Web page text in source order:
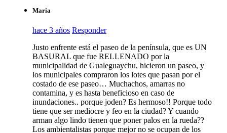
Maria
hace 3 años Responder
Justo enfrente está el paseo de la península, que es UN
BASURAL que fue RELLENADO por la
municipalidad de Gualeguaychu, hicieron un paseo, y
los municipales compraron los lotes que pasan por el
costado de ese paseo… Muchachos, amarras no
contamina, y es hasta beneficioso en caso de
inundaciones.. porque joden? Es hermoso!! Porque todo
tiene que ser mediocre y feo en la ciudad? Y cuando
arman algo lindo tienen que poner palos en la rueda??
Los ambientalistas porque mejor no se ocupan de los